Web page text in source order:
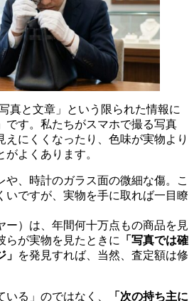
真と文章」という限られた情報に
です。私たちがスマホで撮る写真
えにくくなったり、色味が実物より
よくあります。
や、時計のガラス面の微細な傷。こ
いですが、実物を手に取れば一目瞭
ー）は、年間何十万点もの商品を見
らが実物を見たときに
「写真では確
を発見すれば、当然、査定額は修
る」のではなく、 「次の持ち主に